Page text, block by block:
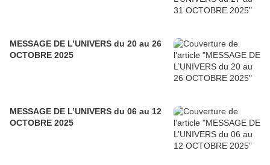
MESSAGE DE L’UNIVERS du 20 au 26
OCTOBRE 2025
MESSAGE DE L’UNIVERS du 06 au 12
OCTOBRE 2025